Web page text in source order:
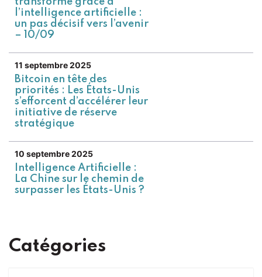
l’intelligence artificielle :
un pas décisif vers l’avenir
– 10/09
11 septembre 2025
Bitcoin en tête des
priorités : Les États-Unis
s’efforcent d’accélérer leur
initiative de réserve
stratégique
10 septembre 2025
Intelligence Artificielle :
La Chine sur le chemin de
surpasser les États-Unis ?
Catégories